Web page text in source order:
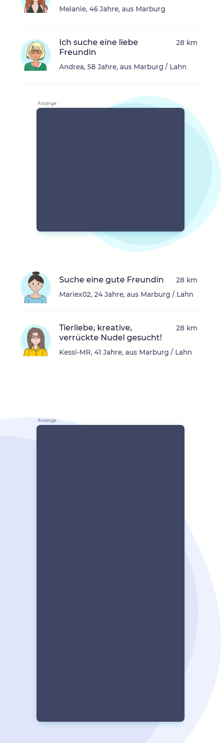
Melanie, 46 Jahre, aus Marburg
Ich suche eine liebe
Freundin
Andrea, 58 Jahre, aus Marburg / Lahn
28 km
Suche eine gute Freundin
Mariex02, 24 Jahre, aus Marburg / Lahn
28 km
Tierliebe, kreative,
verrückte Nudel gesucht!
Kessi-MR, 41 Jahre, aus Marburg / Lahn
28 km